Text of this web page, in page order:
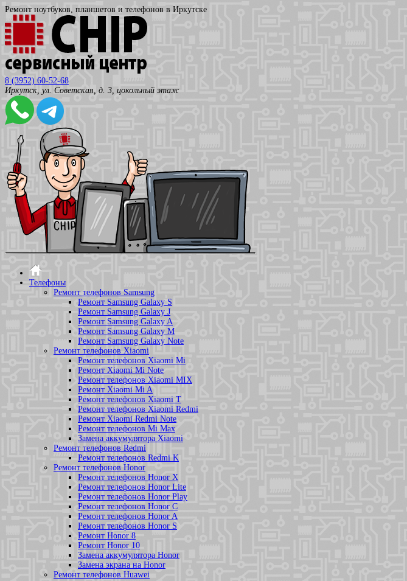
Ремонт ноутбуков, планшетов и телефонов в Иркутске
8 (3952) 60-52-68
Иркутск, ул. Советская, д. 3, цокольный этаж
Телефоны
Ремонт телефонов Samsung
Ремонт Samsung Galaxy S
Ремонт Samsung Galaxy J
Ремонт Samsung Galaxy A
Ремонт Samsung Galaxy M
Ремонт Samsung Galaxy Note
Ремонт телефонов Xiaomi
Ремонт телефонов Xiaomi Mi
Ремонт Xiaomi Mi Note
Ремонт телефонов Xiaomi MIX
Ремонт Xiaomi Mi A
Ремонт телефонов Xiaomi T
Ремонт телефонов Xiaomi Redmi
Ремонт Xiaomi Redmi Note
Ремонт телефонов Mi Max
Замена аккумулятора Xiaomi
Ремонт телефонов Redmi
Ремонт телефонов Redmi K
Ремонт телефонов Honor
Ремонт телефонов Honor X
Ремонт телефонов Honor Lite
Ремонт телефонов Honor Play
Ремонт телефонов Honor C
Ремонт телефонов Honor A
Ремонт телефонов Honor S
Ремонт Honor 8
Ремонт Honor 10
Замена аккумулятора Honor
Замена экрана на Honor
Ремонт телефонов Huawei